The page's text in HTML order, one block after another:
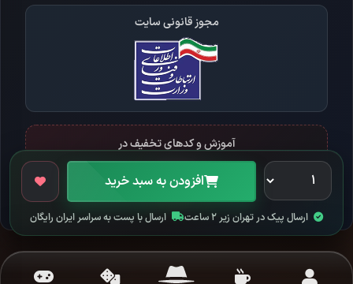
مجوز قانونی سایت
آموزش و کدهای تخفیف در
افزودن به سبد خرید
ارسال پیک در تهران زیر ۲ ساعت ارسال با پست به سراسر ایران رایگان